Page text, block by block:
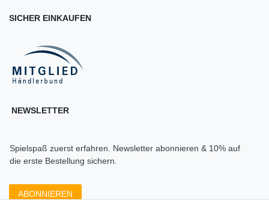
SICHER EINKAUFEN
NEWSLETTER
Spielspaß zuerst erfahren. Newsletter abonnieren & 10% auf
die erste Bestellung sichern.
ABONNIEREN